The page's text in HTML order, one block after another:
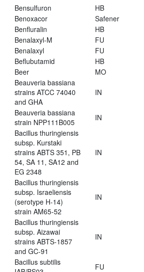
Bensulfuron
HB
Benoxacor
Safener
Benfluralin
HB
Benalaxyl-M
FU
Benalaxyl
FU
Beflubutamid
HB
Beer
MO
Beauveria bassiana
strains ATCC 74040
and GHA
IN
Beauveria bassiana
strain NPP111B005
IN
Bacillus thuringiensis
subsp. Kurstaki
strains ABTS 351, PB
54, SA 11, SA12 and
EG 2348
IN
Bacillus thuringiensis
subsp. Israeliensis
(serotype H-14)
strain AM65-52
IN
Bacillus thuringiensis
subsp. Aizawai
strains ABTS-1857
and GC-91
IN
Bacillus subtilis
FU